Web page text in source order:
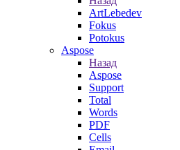
ArtLebedev
Fokus
Potokus
Aspose
Назад
Aspose
Support
Total
Words
PDF
Cells